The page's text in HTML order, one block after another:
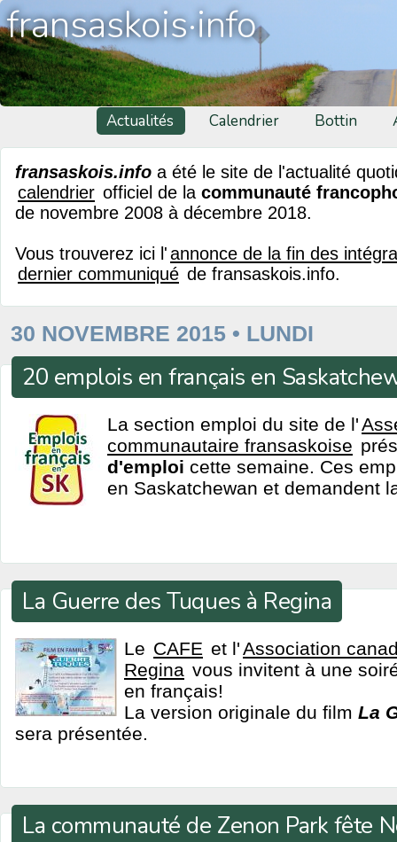
fransaskois·info
Actualités Calendrier Bottin
fransaskois.info a été le site de l'actualité
calendrier officiel de la communauté
de novembre 2008 à décembre 2018.
Vous trouverez ici l'annonce de la fin des
dernier communiqué de fransaskois.info.
30 NOVEMBRE 2015 • LUNDI
20 emplois en français en
La section emploi du site de l'
communautaire fransaskoise
d'emploi cette semaine. Ces
en Saskatchewan et demandent
La Guerre des Tuques à Regina
Le CAFE et l'Association
Regina vous invitent à une
en français!
La version originale du film La
sera présentée.
La communauté de Zenon Park fête